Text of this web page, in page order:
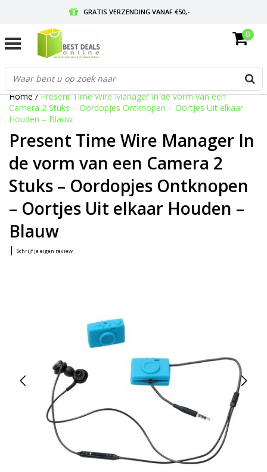
GRATIS VERZENDING VANAF €50,-
GRATIS RETOURNEREN EN 30 DAGEN BEDENKTIJD
0
Home/Present Time Wire Manager In de vorm van een
Camera 2 Stuks – Oordopjes Ontknopen – Oortjes Uit elkaar
Houden – Blauw
Present Time Wire Manager In
de vorm van een Camera 2
Stuks – Oordopjes Ontknopen
– Oortjes Uit elkaar Houden –
Blauw
| Schrijf je eigen review